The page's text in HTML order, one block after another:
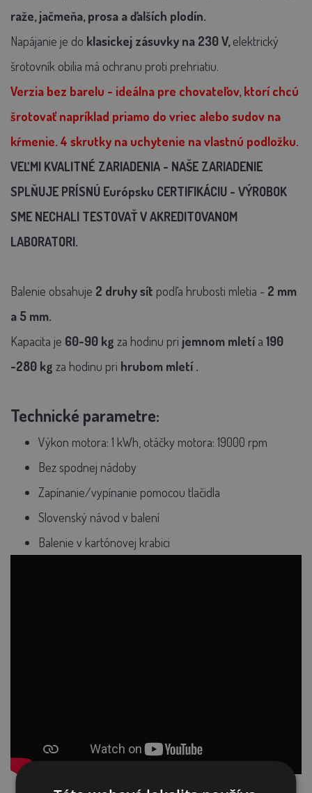
raže, jačmeňa, prosa a ďalších plodín.
Napájanie je do klasickej zásuvky na 230 V, elektrický
šrotovník obilia má ochranu proti prehriatiu.
Verzia bez barelu - ideálna pre chovateľov, ktorí chcú
šrotovať napríklad priamo do vriec alebo sudov na
kŕmenie. 4 skrutky na uchytenie na vlastnú podložku.
VEĽMI KVALITNÉ ZARIADENIA - NAŠE ZARIADENIE
SPLŇUJE PRÍSNÚ Európsku CERTIFIKÁCIU - VÝROBOK
SME NECHALI TESTOVAŤ V AKREDITOVANOM
LABORATORI.
Balenie obsahuje 2 druhy sít podľa hrubosti mletia - 2 mm
a 5 mm.
Kapacita je 60-90 kg za hodinu pri jemnom mletí a 190
-280 kg za hodinu pri hrubom mletí .
Technické parametre:
Výkon motora: 1 kWh, otáčky motora: 19000 rpm
Bez spodnej nádoby
Zapínanie/vypínanie pomocou tlačidla
Slovenský návod v balení
Balenie v kartónovej krabici